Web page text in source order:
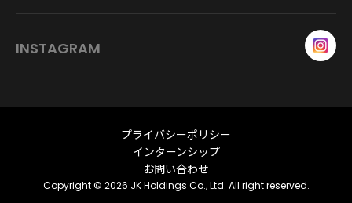
INSTAGRAM
Copyright © 2026 JK Holdings Co., Ltd. All right reserved.
プライバシーポリシー
インターンシップ
お問い合わせ